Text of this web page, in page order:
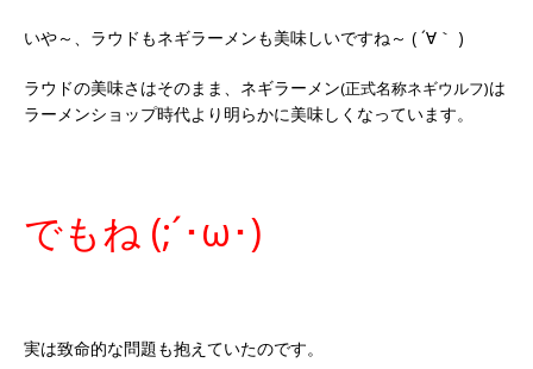
いや～、ラウドもネギラーメンも美味しいですね～ ( ´∀｀ )
ラウドの美味さはそのまま、ネギラーメン(正式名称ネギウルフ)は
ラーメンショップ時代より明らかに美味しくなっています。
でもね (;´･ω･)
実は致命的な問題も抱えていたのです。